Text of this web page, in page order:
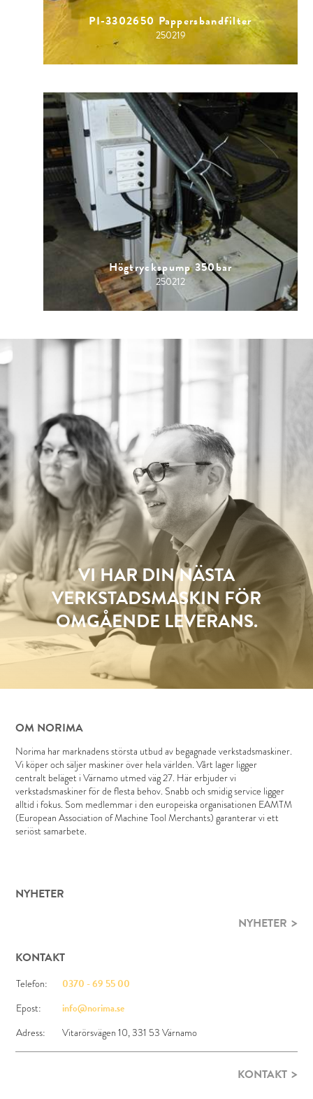
PI-3302650 Pappersbandfilter
250219
Högtryckspump 350bar
250212
VI HAR DIN NÄSTA
VERKSTADSMASKIN FÖR
OMGÅENDE LEVERANS.
OM NORIMA
Norima har marknadens största utbud av begagnade verkstadsmaskiner.
Vi köper och säljer maskiner över hela världen. Vårt lager ligger
centralt beläget i Värnamo utmed väg 27. Här erbjuder vi
verkstadsmaskiner för de flesta behov. Snabb och smidig service ligger
alltid i fokus. Som medlemmar i den europeiska organisationen EAMTM
(European Association of Machine Tool Merchants) garanterar vi ett
seriöst samarbete.
NYHETER
NYHETER
KONTAKT
Telefon: 0370 - 69 55 00
Epost: info@norima.se
Adress: Vitarörsvägen 10, 331 53 Värnamo
KONTAKT